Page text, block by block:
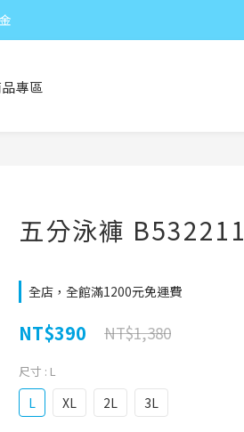
專區
五分泳褲 B532211
全店，全館滿1200元免運費
NT$390 NT$1,380
尺寸 : L
L XL 2L 3L